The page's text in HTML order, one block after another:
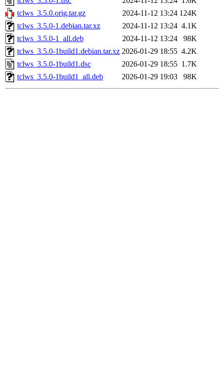
tclws_3.5.0.orig.tar.gz
2024-11-12 13:24 124K
tclws_3.5.0-1.debian.tar.xz
2024-11-12 13:24 4.1K
tclws_3.5.0-1_all.deb
2024-11-12 13:24
98K
tclws_3.5.0-1build1.debian.tar.xz 2026-01-29 18:55 4.2K
tclws_3.5.0-1build1.dsc
2026-01-29 18:55 1.7K
tclws_3.5.0-1build1_all.deb
2026-01-29 19:03 98K